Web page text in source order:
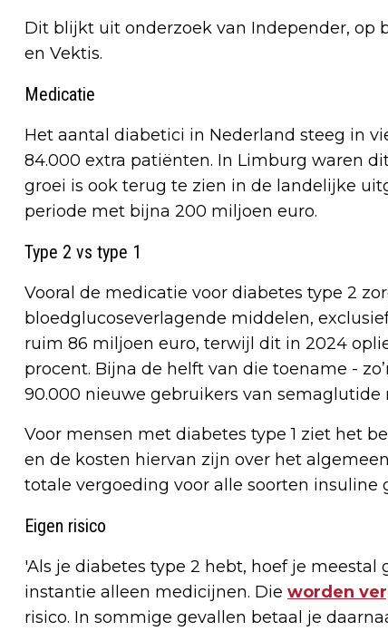
Dit blijkt uit onderzoek van Independer, op
en Vektis.
Medicatie
Het aantal diabetici in Nederland steeg in
84.000 extra patiënten. In Limburg waren
groei is ook terug te zien in de landelijke
periode met bijna 200 miljoen euro.
Type 2 vs type 1
Vooral de medicatie voor diabetes type 2
bloedglucoseverlagende middelen,
ruim 86 miljoen euro, terwijl dit in 2024
procent. Bijna de helft van die toename -
90.000 nieuwe gebruikers van
Voor mensen met diabetes type 1 ziet het
en de kosten hiervan zijn over het
totale vergoeding voor alle soorten insuline
Eigen risico
'Als je diabetes type 2 hebt, hoef je
instantie alleen medicijnen. Die worden
risico. In sommige gevallen betaal je